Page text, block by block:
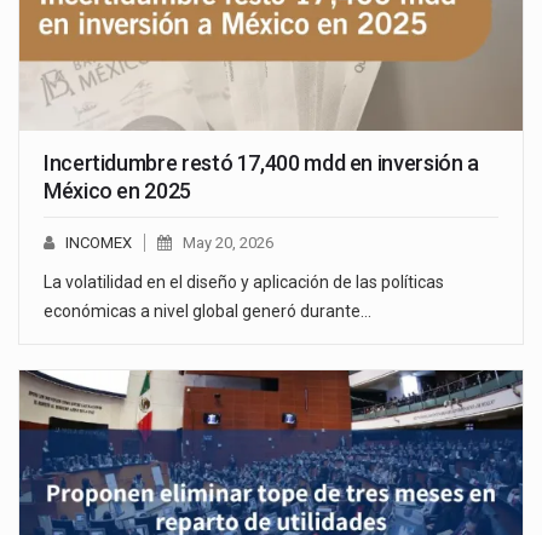
Incertidumbre restó 17,400 mdd en inversión a
México en 2025
INCOMEX May 20, 2026
La volatilidad en el diseño y aplicación de las políticas
económicas a nivel global generó durante…